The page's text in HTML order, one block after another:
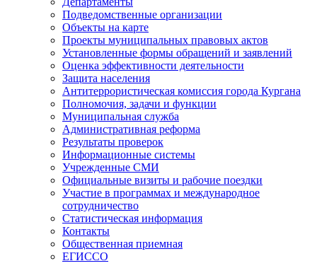
Подведомственные организации
Объекты на карте
Проекты муниципальных правовых актов
Установленные формы обращений и заявлений
Оценка эффективности деятельности
Защита населения
Антитеррористическая комиссия города Кургана
Полномочия, задачи и функции
Муниципальная служба
Административная реформа
Результаты проверок
Информационные системы
Учрежденные СМИ
Официальные визиты и рабочие поездки
Участие в программах и международное
сотрудничество
Статистическая информация
Контакты
Общественная приемная
ЕГИССО